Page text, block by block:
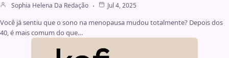
Sophia Helena Da Redação Jul 4, 2025
Você já sentiu que o sono na menopausa mudou totalmente? Depois dos
40, é mais comum do que…